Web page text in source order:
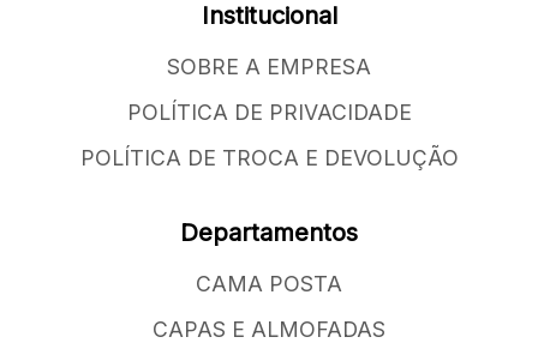
Institucional
SOBRE A EMPRESA
POLÍTICA DE PRIVACIDADE
POLÍTICA DE TROCA E DEVOLUÇÃO
Departamentos
CAMA POSTA
CAPAS E ALMOFADAS